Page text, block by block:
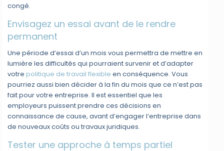
congé.
Envisagez un essai avant de le rendre
permanent
Une période d’essai d’un mois vous permettra de mettre en
lumière les difficultés qui pourraient survenir et d’adapter
votre politique de travail flexible en conséquence. Vous
pourriez aussi bien décider à la fin du mois que ce n’est pas
fait pour votre entreprise. Il est essentiel que les
employeurs puissent prendre ces décisions en
connaissance de cause, avant d’engager l’entreprise dans
de nouveaux coûts ou travaux juridiques.
Tester une approche à temps partiel